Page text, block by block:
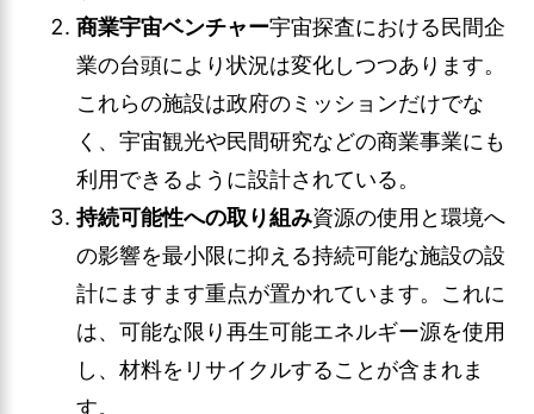
商業宇宙ベンチャー宇宙探査における民間企
業の台頭により状況は変化しつつあります。
これらの施設は政府のミッションだけでな
く、宇宙観光や民間研究などの商業事業にも
利用できるように設計されている。
持続可能性への取り組み資源の使用と環境へ
の影響を最小限に抑える持続可能な施設の設
計にますます重点が置かれています。これに
は、可能な限り再生可能エネルギー源を使用
し、材料をリサイクルすることが含まれま
す。